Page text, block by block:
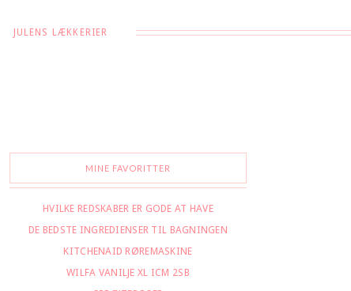
JULENS LÆKKERIER
MINE FAVORITTER
HVILKE REDSKABER ER GODE AT HAVE
DE BEDSTE INGREDIENSER TIL BAGNINGEN
KITCHENAID RØREMASKINE
WILFA VANILJE XL ICM 2SB